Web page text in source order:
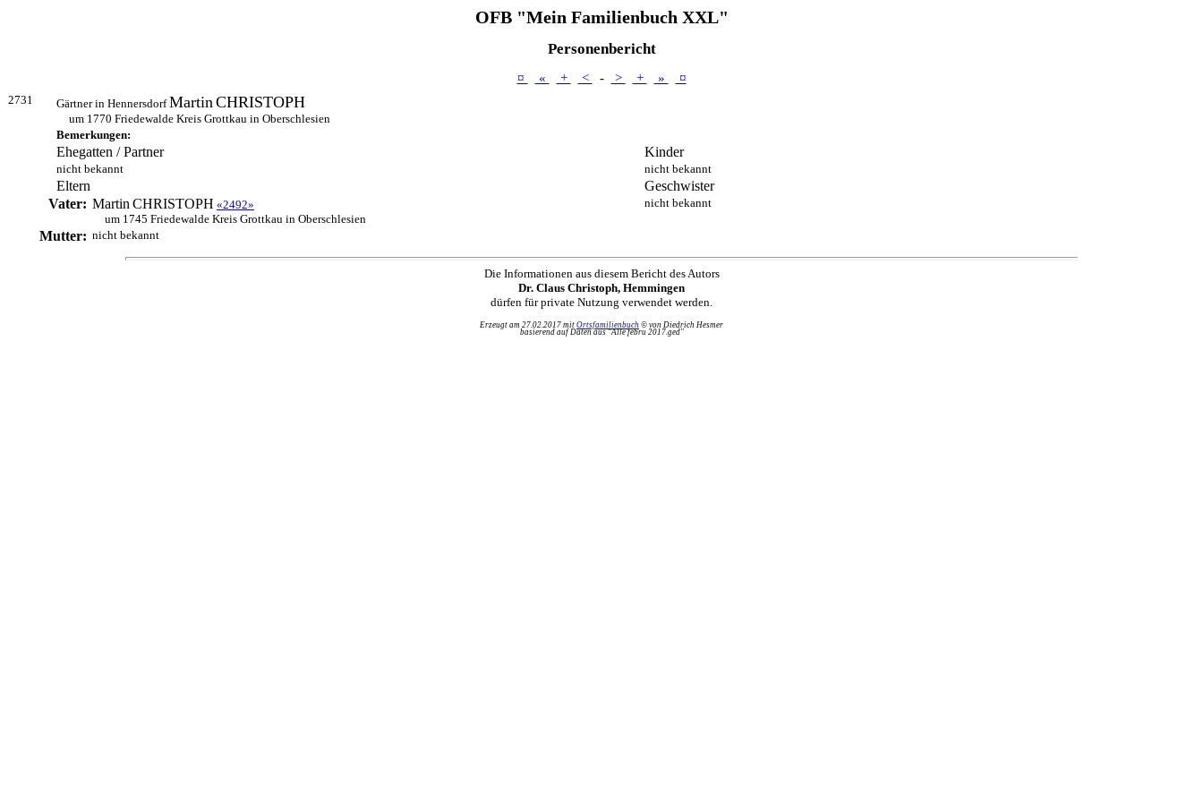
OFB "Mein Familienbuch XXL"
Personenbericht
¤ « + < - > + » ¤
2731 Gärtner in HennersdorfMartinCHRISTOPH
um 1770 Friedewalde Kreis Grottkau in Oberschlesien
Bemerkungen:
Ehegatten / Partner Kinder
nicht bekannt nicht bekannt
Eltern
Geschwister
Vater: Martin CHRISTOPH «2492»
um 1745 Friedewalde Kreis Grottkau in Oberschlesien
nicht bekannt
Mutter: nicht bekannt
Die Informationen aus diesem Bericht des Autors
Dr. Claus Christoph, Hemmingen
dürfen für private Nutzung verwendet werden.
Erzeugt am 27.02.2017 mit Ortsfamilienbuch © von Diedrich Hesmer
basierend auf Daten aus "Alle febru 2017.ged"